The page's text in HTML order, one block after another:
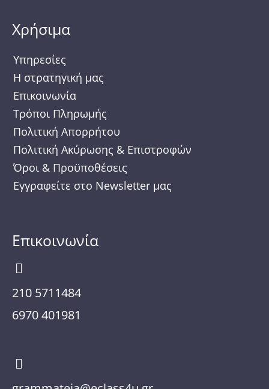
e
b
o
o
k
r
a
m
Χρήσιμα
Υπηρεσίες
Η στρατηγική μας
Επικοινωνία
Τρόποι Πληρωμής
Πολιτική Απορρήτου
Πολιτική Ακύρωσης & Επιστροφών
Όροι & Προϋποθέσεις
Εγγραφείτε στο Newsletter μας
Επικοινωνία
210 5711484
6970 401981